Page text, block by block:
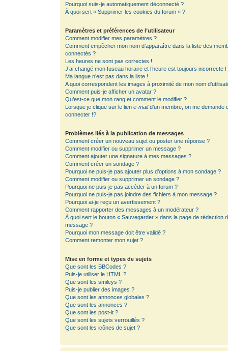
Pourquoi suis-je automatiquement déconnecté ?
À quoi sert « Supprimer les cookies du forum » ?
Paramètres et préférences de l’utilisateur
Comment modifier mes paramètres ?
Comment empêcher mon nom d’apparaître dans la liste des
connectés ?
Les heures ne sont pas correctes !
J’ai changé mon fuseau horaire et l’heure est toujours incorrecte !
Ma langue n’est pas dans la liste !
A quoi correspondent les images à proximité de mon nom
Comment puis-je afficher un avatar ?
Qu’est-ce que mon rang et comment le modifier ?
Lorsque je clique sur le lien e-maild’un membre, on me demande
connecter !?
Problèmes liés à la publication de messages
Comment créer un nouveau sujet ou poster une réponse ?
Comment modifier ou supprimer un message ?
Comment ajouter une signature à mes messages ?
Comment créer un sondage ?
Pourquoi ne puis-je pas ajouter plus d’options à mon sondage ?
Comment modifier ou supprimer un sondage ?
Pourquoi ne puis-je pas accéder à un forum ?
Pourquoi ne puis-je pas joindre des fichiers à mon message ?
Pourquoi ai-je reçu un avertissement ?
Comment rapporter des messages à un modérateur ?
À quoi sert le bouton « Sauvegarder » dans la page de rédaction
message ?
Pourquoi mon message doit être validé ?
Comment remonter mon sujet ?
Mise en forme et types de sujets
Que sont les BBCodes ?
Puis-je utiliser le HTML ?
Que sont les smileys ?
Puis-je publier des images ?
Que sont les annonces globales ?
Que sont les annonces ?
Que sont les post-it ?
Que sont les sujets verrouillés ?
Que sont les icônes de sujet ?